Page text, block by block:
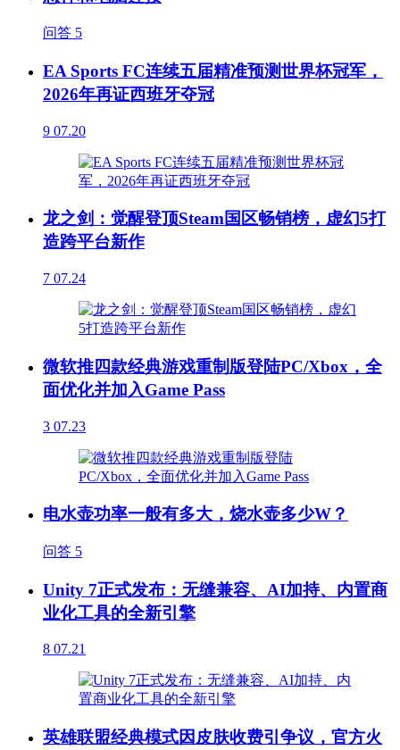
问答 5
EA Sports FC连续五届精准预测世界杯冠军，
2026年再证西班牙夺冠
9 07.20
龙之剑：觉醒登顶Steam国区畅销榜，虚幻5打
造跨平台新作
7 07.24
微软推四款经典游戏重制版登陆PC/Xbox，全
面优化并加入Game Pass
3 07.23
电水壶功率一般有多大，烧水壶多少W？
问答 5
Unity 7正式发布：无缝兼容、AI加持、内置商
业化工具的全新引擎
8 07.21
英雄联盟经典模式因皮肤收费引争议，官方火